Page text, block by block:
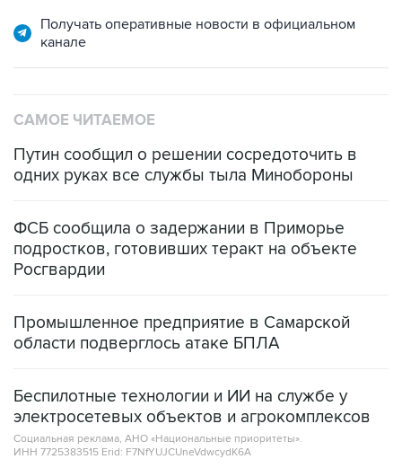
Получать оперативные новости в официальном
канале
САМОЕ ЧИТАЕМОЕ
Путин сообщил о решении сосредоточить в
одних руках все службы тыла Минобороны
ФСБ сообщила о задержании в Приморье
подростков, готовивших теракт на объекте
Росгвардии
Промышленное предприятие в Самарской
области подверглось атаке БПЛА
Беспилотные технологии и ИИ на службе у
электросетевых объектов и агрокомплексов
Социальная реклама, АНО «Национальные приоритеты».
ИНН 7725383515 Erid: F7NfYUJCUneVdwcydK6A